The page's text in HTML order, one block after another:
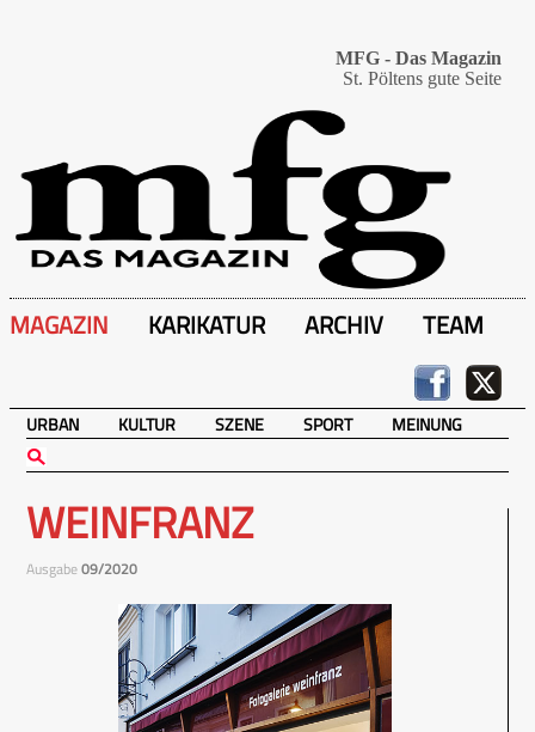
MFG - Das Magazin
St. Pöltens gute Seite
MAGAZIN KARIKATUR ARCHIV TEAM
URBAN KULTUR SZENE SPORT MEINUNG
WEINFRANZ
Ausgabe09/2020